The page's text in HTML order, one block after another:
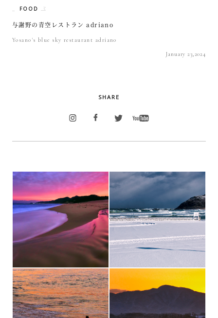
FOOD
与謝野の青空レストラン adriano
Yosano's blue sky restaurant adriano
January 23,2024
SHARE